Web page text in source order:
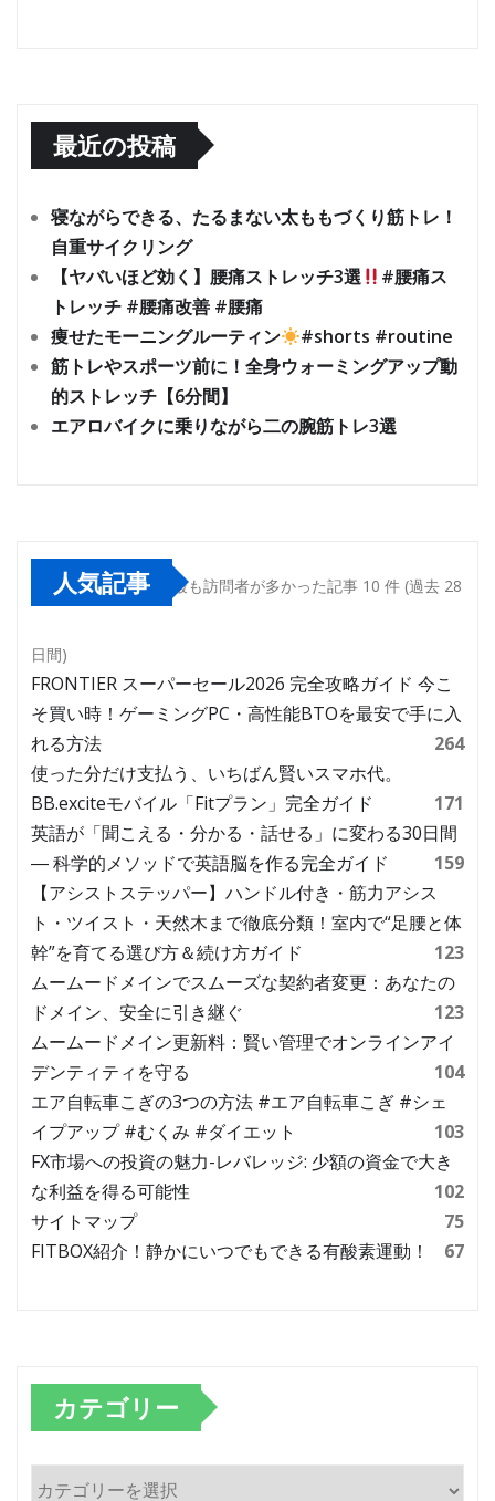
り最近の投稿
寝ながらできる、たるまない太ももづくり筋トレ！
自重サイクリング
【ヤバいほど効く】腰痛ストレッチ3選
#腰痛ス
トレッチ #腰痛改善 #腰痛
痩せたモーニングルーティン
#shorts #routine
筋トレやスポーツ前に！全身ウォーミングアップ動
的ストレッチ【6分間】
エアロバイクに乗りながら二の腕筋トレ3選
人気記事 最も訪問者が多かった記事 10 件 (過去 28
日間)
FRONTIER スーパーセール2026 完全攻略ガイド 今こ
そ買い時！ゲーミングPC・高性能BTOを最安で手に入
れる方法
264
使った分だけ支払う、いちばん賢いスマホ代。
BB.exciteモバイル「Fitプラン」完全ガイド
171
英語が「聞こえる・分かる・話せる」に変わる30日間
― 科学的メソッドで英語脳を作る完全ガイド
159
【アシストステッパー】ハンドル付き・筋力アシス
ト・ツイスト・天然木まで徹底分類！室内で“足腰と体
幹”を育てる選び方＆続け方ガイド
123
ムームードメインでスムーズな契約者変更：あなたの
ドメイン、安全に引き継ぐ
123
ムームードメイン更新料：賢い管理でオンラインアイ
デンティティを守る
104
エア自転車こぎの3つの方法 #エア自転車こぎ #シェ
イプアップ #むくみ #ダイエット
103
FX市場への投資の魅力-レバレッジ: 少額の資金で大き
な利益を得る可能性
102
サイトマップ
75
FITBOX紹介！静かにいつでもできる有酸素運動！
67
カテゴリー
カ